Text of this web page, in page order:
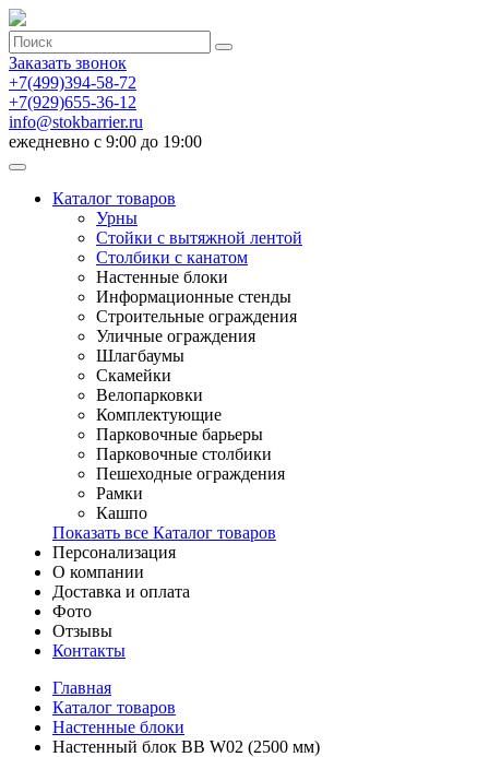
Заказать звонок
+7(499)394-58-72
+7(929)655-36-12
info@stokbarrier.ru
ежедневно с 9:00 до 19:00
Каталог товаров
Урны
Стойки с вытяжной лентой
Столбики с канатом
Настенные блоки
Информационные стенды
Строительные ограждения
Уличные ограждения
Шлагбаумы
Скамейки
Велопарковки
Комплектующие
Парковочные барьеры
Парковочные столбики
Пешеходные ограждения
Рамки
Кашпо
Показать все Каталог товаров
Персонализация
О компании
Доставка и оплата
Фото
Отзывы
Контакты
Главная
Каталог товаров
Настенные блоки
Настенный блок BB W02 (2500 мм)